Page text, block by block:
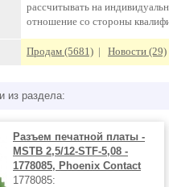
рассчитывать на
отношение со стороны
Продам (5681) | Новости (29)
из раздела:
Разъем печатной платы -
MSTB 2,5/12-STF-5,08 -
1778085, Phoenix Contact
1778085: